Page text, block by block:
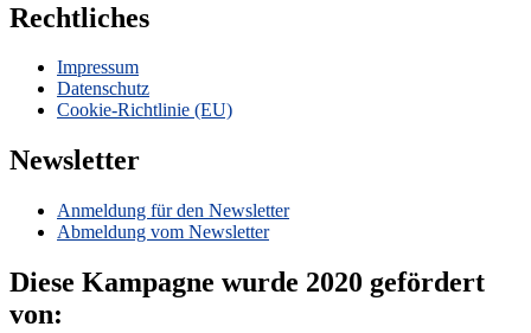
Rechtliches
Impressum
Datenschutz
Cookie-Richtlinie (EU)
Newsletter
Anmeldung für den Newsletter
Abmeldung vom Newsletter
Diese Kampagne wurde 2020 gefördert
von: